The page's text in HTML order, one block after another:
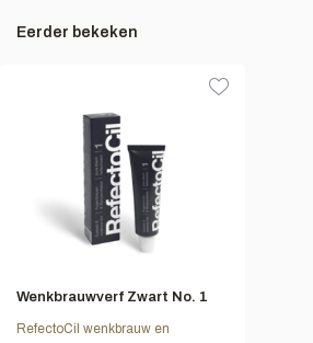
Eerder bekeken
Wenkbrauwverf Zwart No. 1
RefectoCil wenkbrauw en